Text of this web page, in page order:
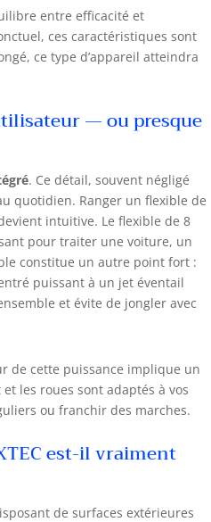
entre efficacité et
ces caractéristiques sont
ce type d’appareil atteindra
— ou presque
. Ce détail, souvent négligé
quotidien. Ranger un flexible de
intuitive. Le flexible de 8
pour traiter une voiture, un
constitue un autre point fort :
puissant à un jet éventail
et évite de jongler avec
de cette puissance implique un
les roues sont adaptés à vos
ou franchir des marches.
est-il vraiment
de surfaces extérieures